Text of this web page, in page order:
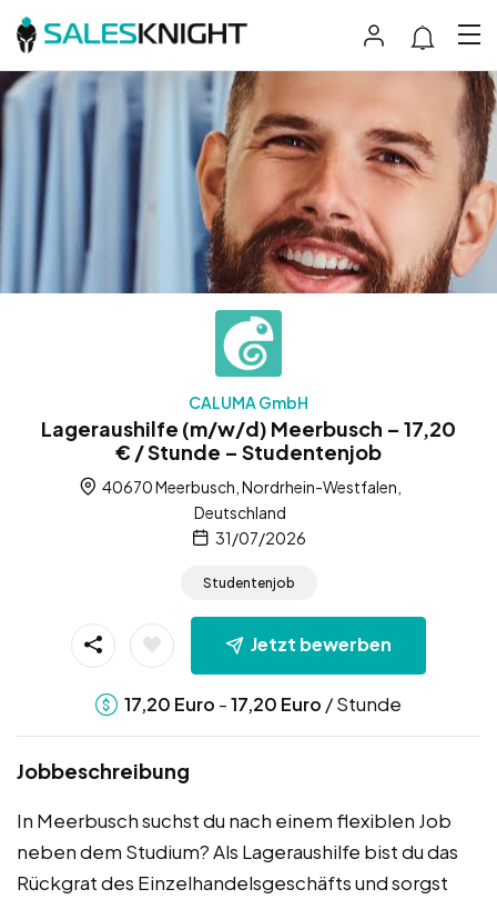
CALUMA GmbH
Lageraushilfe (m/w/d) Meerbusch – 17,20
€ / Stunde – Studentenjob
40670 Meerbusch, Nordrhein-Westfalen,
Deutschland
31/07/2026
Studentenjob
Jetzt bewerben
17,20 Euro -17,20 Euro / Stunde
Jobbeschreibung
In Meerbusch suchst du nach einem flexiblen Job
neben dem Studium? Als Lageraushilfe bist du das
Rückgrat des Einzelhandelsgeschäfts und sorgst